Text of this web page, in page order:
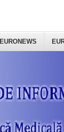
EURONEWS